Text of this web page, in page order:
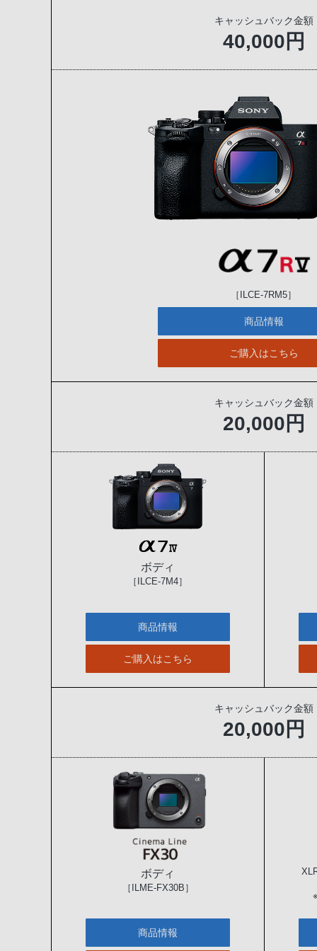
キャッシュバック金額
40,000円
［ILCE-7RM5］
商品情報
ご購入はこちら
キャッシュバック金額
20,000円
ボディ
［ILCE-7M4］
商品情報
ご購入はこちら
キャッシュバック金額
20,000円
ボディ
［ILME-FX30B］
商品情報